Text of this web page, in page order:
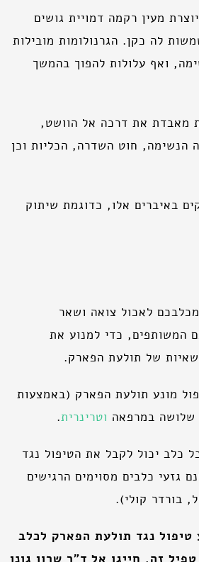
מעין רקמה דמויית גושים
לה כקן. הגרנולומות מובילות
ואף עלולות להפוך בהמשך
מאבדת את דרכה אל הוושט,
הנשימה, חוט השדרה, הכליות וכן
באיברים אלו, כדוגמת שיתוק
לאכול צואה ושאר
המשותפים, כדי למנוע את
של תולעת הפארק.
מונע תולעת הפארק (באמצעות
שלושה במרפאה וטרינרית.
כלב יכול לקבל את הטיפול נגד
גזעי כלבים מסוימים הרגישים
בורדר קולי).
טיפול נגד תולעת הפארק לכלב